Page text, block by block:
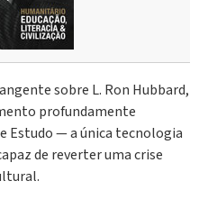
sobre L. Ron Hubbard,
profundamente
Estudo — a única tecnologia
de reverter uma crise